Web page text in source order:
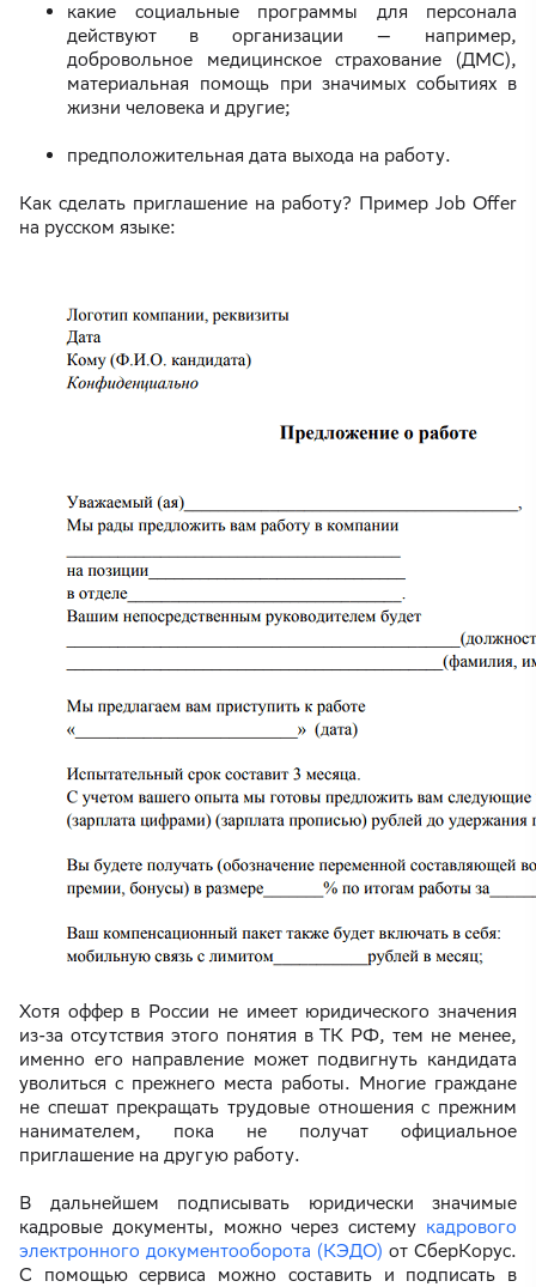
какие социальные программы для персонала
действуют в организации — например,
добровольное медицинское страхование (ДМС),
материальная помощь при значимых событиях в
жизни человека и другие;
предположительная дата выхода на работу.
Как сделать приглашение на работу? Пример Job Offer
на русском языке:
Хотя оффер в России не имеет юридического значения
из-за отсутствия этого понятия в ТК РФ, тем не менее,
именно его направление может подвигнуть кандидата
уволиться с прежнего места работы. Многие граждане
не спешат прекращать трудовые отношения с прежним
нанимателем, пока не получат официальное
приглашение на другую работу.
В дальнейшем подписывать юридически значимые
кадровые документы, можно через систему кадрового
электронного документооборота (КЭДО) от СберКорус.
С помощью сервиса можно составить и подписать в